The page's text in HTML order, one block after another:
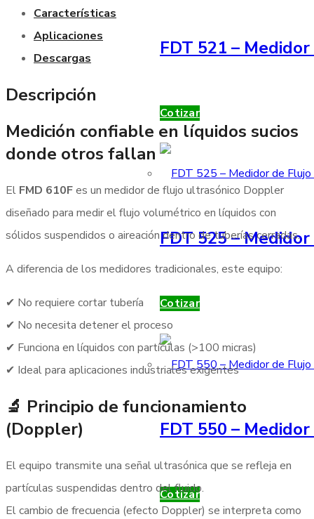
FDT 521 –
Cotizar
FDT 525 –
Cotizar
FDT 550 –
Cotizar
Características
Aplicaciones
Descargas
Descripción
Medición confiable en líquidos sucios
donde otros fallan
El FMD 610Fes un medidor de flujo ultrasónico Doppler
diseñado para medir el flujo volumétrico en líquidos con
sólidos suspendidos o aireación dentro de tuberías cerradas.
A diferencia de los medidores tradicionales, este equipo:
✔ No requiere cortar tubería
✔ No necesita detener el proceso
✔ Funciona en líquidos con partículas (>100 micras)
✔ Ideal para aplicaciones industriales exigentes
🔬 Principio de funcionamiento
(Doppler)
El equipo transmite una señal ultrasónica que se refleja en
partículas suspendidas dentro del fluido.
El cambio de frecuencia (efecto Doppler) se interpreta como